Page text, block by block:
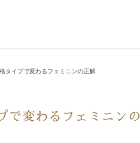
タイプで変わるフェミニンの正解
で変わるフェミニンの